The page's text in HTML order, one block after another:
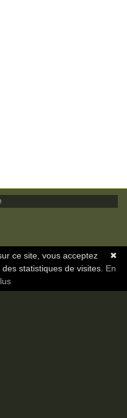
✖
ce site, vous acceptez
statistiques de visites. En